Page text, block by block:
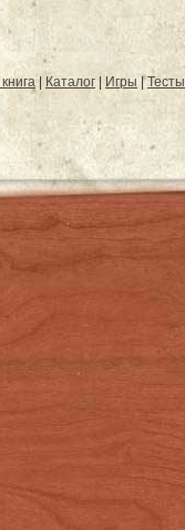
| Каталог Игры |Тесты